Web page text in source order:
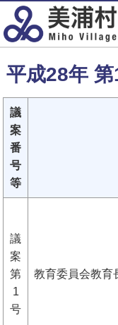
平成28年
議
案
番
号
等
議
案
第
1
号
教育委員会教育